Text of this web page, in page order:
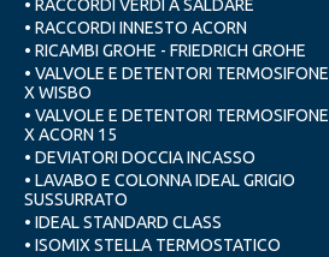
• RACCORDI VERDI A SALDARE
• RACCORDI INNESTO ACORN
• RICAMBI GROHE - FRIEDRICH GROHE
• VALVOLE E DETENTORI TERMOSIFONE
X WISBO
• VALVOLE E DETENTORI TERMOSIFONE
X ACORN 15
• DEVIATORI DOCCIA INCASSO
• LAVABO E COLONNA IDEAL GRIGIO
SUSSURRATO
• IDEAL STANDARD CLASS
• ISOMIX STELLA TERMOSTATICO